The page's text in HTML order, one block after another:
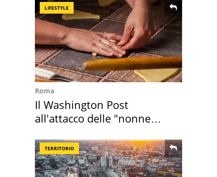
LIFESTYLE
Roma
Il Washington Post
all'attacco delle "nonne
TERRITORIO